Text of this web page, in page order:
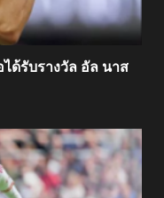
ได้รับรางวัล อัล นาส